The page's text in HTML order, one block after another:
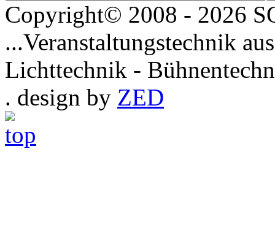
Copyright© 2008 - 2026
...Veranstaltungstechnik
Lichttechnik -
. design by ZED